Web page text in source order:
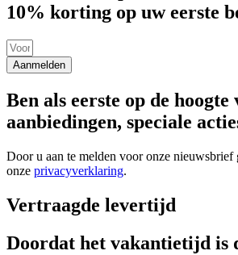
10% korting op uw eerste
Aanmelden
Ben als eerste op de hoogte
aanbiedingen, speciale
Door u aan te melden voor onze nieuwsbrief
onze privacyverklaring.
Vertraagde levertijd
Doordat het vakantietijd is